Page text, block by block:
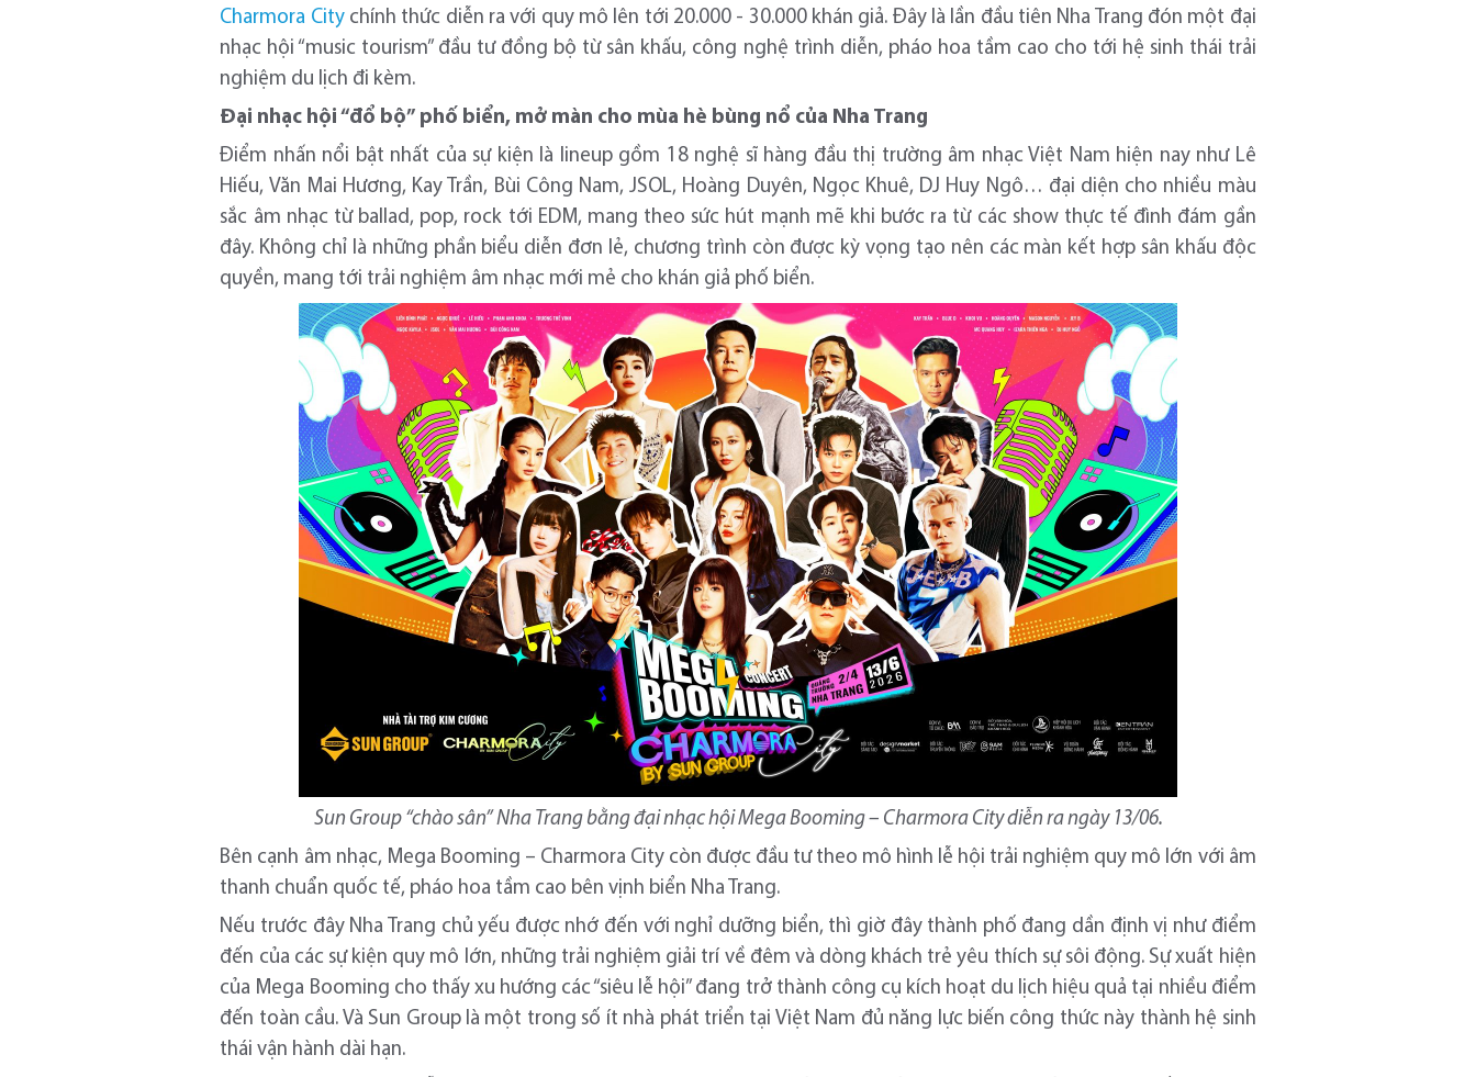
Charmora Citychính thức diễn ra với quy mô lên tới 20.000 - 30.000 khán giả. Đây là lần đầu tiên Nha Trang đón một đại
nhạc hội “music tourism” đầu tư đồng bộ từ sân khấu, công nghệ trình diễn, pháo hoa tầm cao cho tới hệ sinh thái trải
nghiệm du lịch đi kèm.
Đại nhạc hội “đổ bộ” phố biển, mở màn cho mùa hè bùng nổ của Nha Trang
Điểm nhấn nổi bật nhất của sự kiện là lineup gồm 18 nghệ sĩ hàng đầu thị trường âm nhạc Việt Nam hiện nay như Lê
Hiếu, Văn Mai Hương, Kay Trần, Bùi Công Nam, JSOL, Hoàng Duyên, Ngọc Khuê, DJ Huy Ngô… đại diện cho nhiều màu
sắc âm nhạc từ ballad, pop, rock tới EDM, mang theo sức hút mạnh mẽ khi bước ra từ các show thực tế đình đám gần
đây. Không chỉ là những phần biểu diễn đơn lẻ, chương trình còn được kỳ vọng tạo nên các màn kết hợp sân khấu độc
quyền, mang tới trải nghiệm âm nhạc mới mẻ cho khán giả phố biển.
Sun Group “chào sân” Nha Trang bằng đại nhạc hội Mega Booming – Charmora City diễn ra ngày 13/06.
Bên cạnh âm nhạc, Mega Booming – Charmora City còn được đầu tư theo mô hình lễ hội trải nghiệm quy mô lớn với âm
thanh chuẩn quốc tế, pháo hoa tầm cao bên vịnh biển Nha Trang.
Nếu trước đây Nha Trang chủ yếu được nhớ đến với nghỉ dưỡng biển, thì giờ đây thành phố đang dần định vị như điểm
đến của các sự kiện quy mô lớn, những trải nghiệm giải trí về đêm và dòng khách trẻ yêu thích sự sôi động. Sự xuất hiện
của Mega Booming cho thấy xu hướng các “siêu lễ hội” đang trở thành công cụ kích hoạt du lịch hiệu quả tại nhiều điểm
đến toàn cầu. Và Sun Group là một trong số ít nhà phát triển tại Việt Nam đủ năng lực biến công thức này thành hệ sinh
thái vận hành dài hạn.